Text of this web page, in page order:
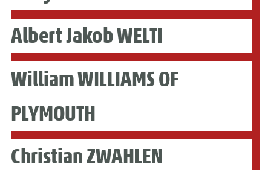
Albert Jakob WELTI
William WILLIAMS OF
PLYMOUTH
Christian ZWAHLEN